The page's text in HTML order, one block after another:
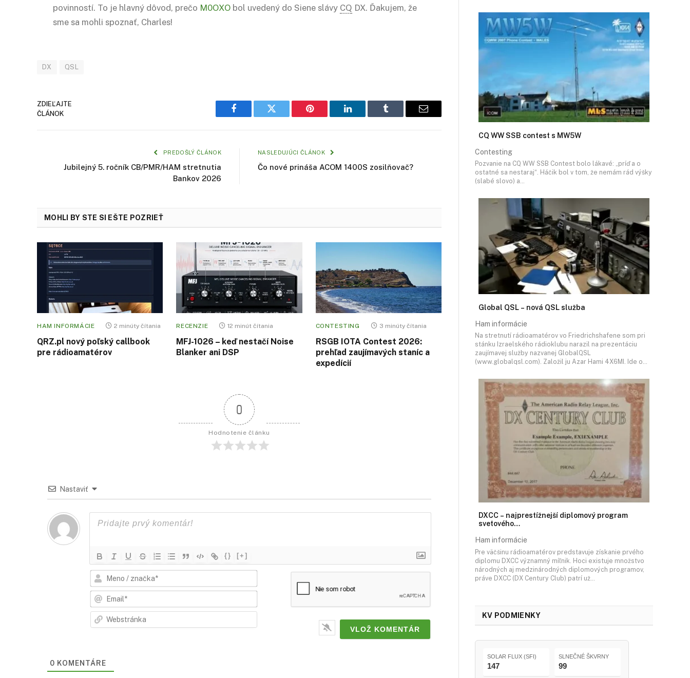
povinností. To je hlavný dôvod, prečo M0OXO bol uvedený do Siene slávy CQ DX. Ďakujem, že
sme sa mohli spoznať, Charles!
DX QSL
ZDIEĽAJTE
ČLÁNOK
Facebook Twitter Pinterest LinkedIn Tumblr Email
PREDOŠLÝ ČLÁNOK
Jubilejný 5. ročník CB/PMR/HAM stretnutia
Bankov 2026
NASLEDUJÚCI ČLÁNOK
Čo nové prináša ACOM 1400S zosilňovač?
MOHLI BY STE SI EŠTE POZRIEŤ
HAM INFORMÁCIE 2 minúty čítania
QRZ.pl nový poľský callbook
pre rádioamatérov
RECENZIE 12 minút čítania
MFJ-1026 – keď nestačí Noise
Blanker ani DSP
CONTESTING 3 minúty čítania
RSGB IOTA Contest 2026:
prehľad zaujímavých staníc a
expedícií
0
Hodnotenie článku
Nastaviť
{} [+]
Meno
značka*
Email*
0 KOMENTÁRE
CQ WW SSB contest s MW5W
Contesting
Pozvanie na CQ WW SSB Contest bolo lákavé: „príď a o
ostatné sa nestaraj“. Háčik bol v tom, že nemám rád výšky
(slabé slovo) a…
Global QSL – nová QSL služba
Ham informácie
Na stretnutí rádioamatérov vo Friedrichshafene som pri
stánku Izraelského rádioklubu narazil na prezentáciu
zaujímavej služby nazvanej GlobalQSL
(www.globalqsl.com). Založil ju Azar Hami 4X6MI. Ide o…
DXCC – najprestížnejší diplomový program
svetového…
Ham informácie
Pre väčšinu rádioamatérov predstavuje získanie prvého
diplomu DXCC významný míľnik. Hoci existuje množstvo
národných aj medzinárodných diplomových programov,
práve DXCC (DX Century Club) patrí už…
KV PODMIENKY
SOLAR FLUX (SFI)
147
SLNEČNÉ ŠKVRNY
99